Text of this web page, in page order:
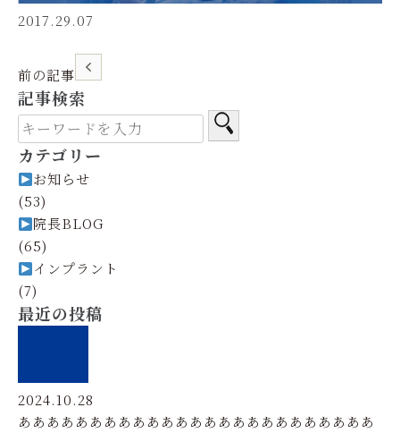
2017.29.07
前の記事
記事検索
カテゴリー
お知らせ
(53)
院長BLOG
(65)
インプラント
(7)
最近の投稿
2024.10.28
あああああああああああああああああああああああああ